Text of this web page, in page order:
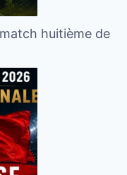
huitième de